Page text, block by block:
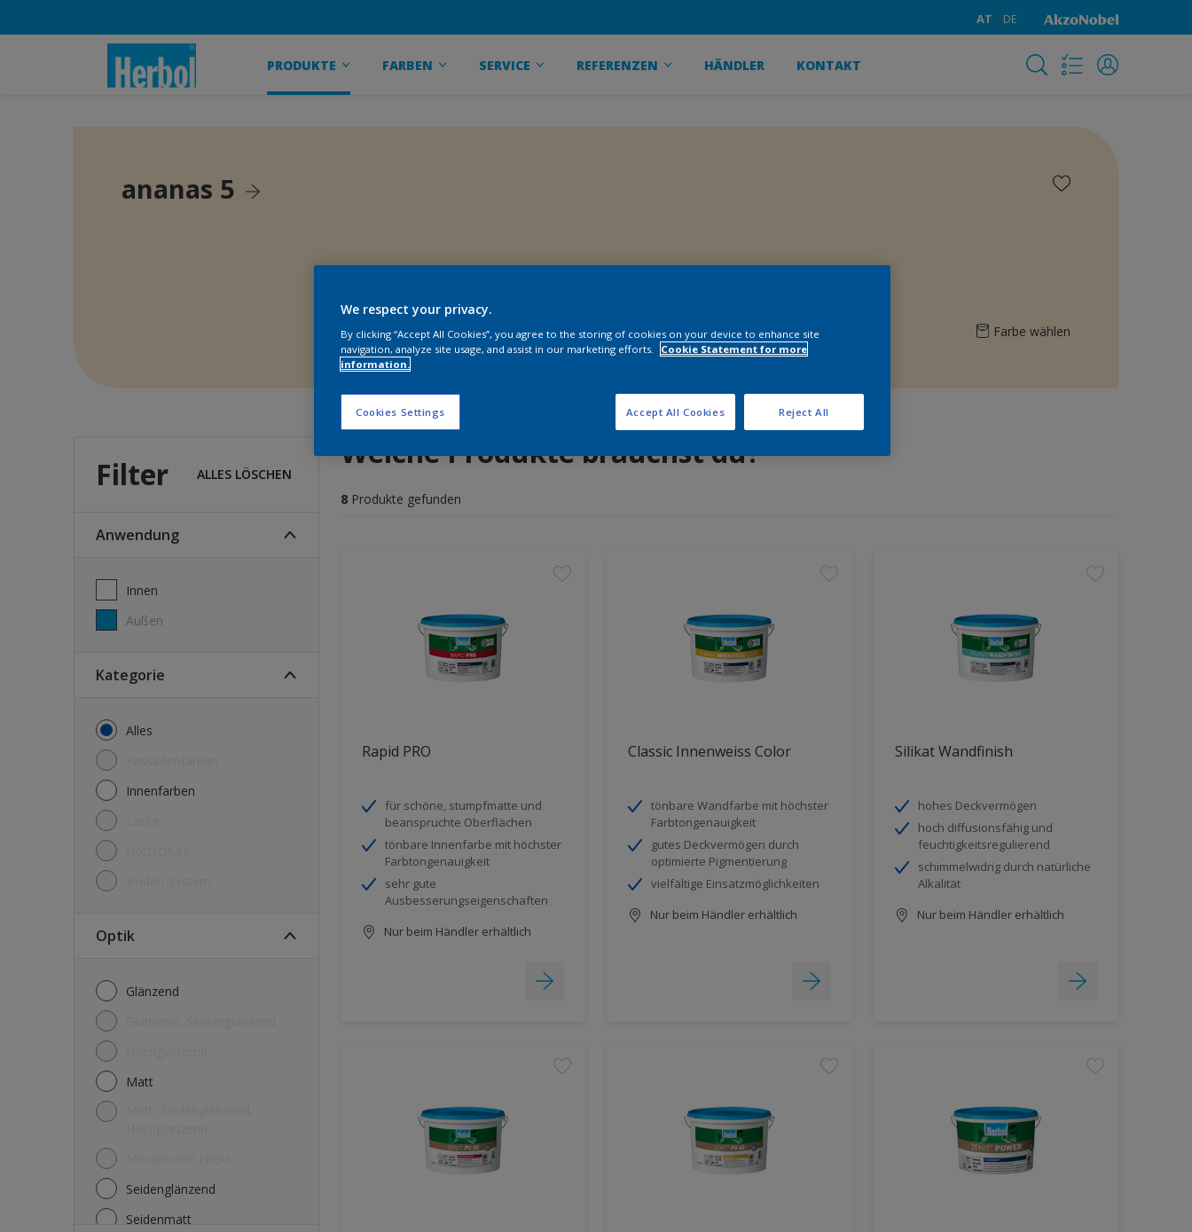
AT DE
PRODUKTE FARBEN SERVICE REFERENZEN HÄNDLER KONTAKT
ananas 5
Farbe wählen
Filter ALLES LÖSCHEN
Anwendung
Innen
Außen
Kategorie
Alles
Innenfarben
Optik
Glänzend
Matt
Seidenglänzend
Seidenmatt
Welche Produkte brauchst du?
8 Produkte gefunden
Rapid PRO
für schöne, stumpfmatte und
beanspruchte Oberflächen
tönbare Innenfarbe mit höchster
Farbtongenauigkeit
sehr gute
Ausbesserungseigenschaften
Nur beim Händler erhältlich
Classic Innenweiss Color
tönbare Wandfarbe mit höchster
Farbtongenauigkeit
gutes Deckvermögen durch
optimierte Pigmentierung
vielfältige Einsatzmöglichkeiten
Nur beim Händler erhältlich
Silikat Wandfinish
hohes Deckvermögen
hoch diffusionsfähig und
feuchtigkeitsregulierend
schimmelwidrig durch natürliche
Alkalität
Nur beim Händler erhältlich
We respect your privacy.
By clicking “Accept All Cookies”, you agree to the storing of cookies on your device to enhance site
navigation, analyze site usage, and assist in our marketing efforts.
Cookie Statement for more
information.
Cookies Settings Reject All
Accept All Cookies